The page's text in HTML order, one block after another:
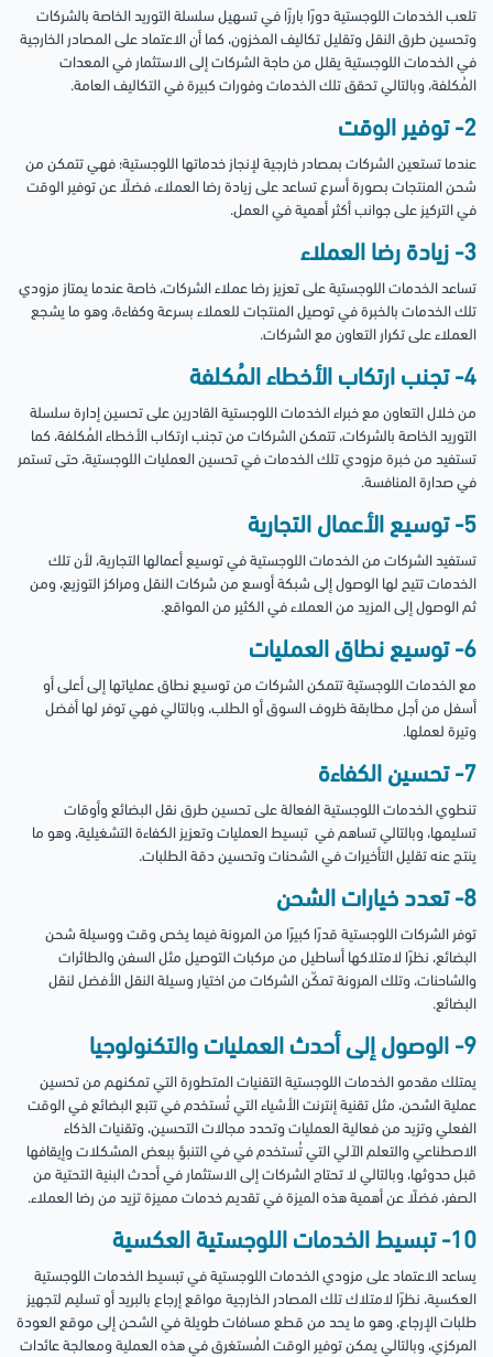
تلعب الخدمات اللوجستية دورًا بارزًا في تسهيل سلسلة التوريد الخاصة بالشركات
وتحسين طرق النقل وتقليل تكاليف المخزون، كما أن الاعتماد على المصادر الخارجية
في الخدمات اللوجستية يقلل من حاجة الشركات إلى الاستثمار في المعدات
المُكلفة، وبالتالي تحقق تلك الخدمات وفورات كبيرة في التكاليف العامة.
2- توفير الوقت
عندما تستعين الشركات بمصادر خارجية لإنجاز خدماتها اللوجستية؛ فهي تتمكن من
شحن المنتجات بصورة أسرع تساعد على زيادة رضا العملاء، فضلًا عن توفير الوقت
في التركيز على جوانب أكثر أهمية في العمل.
3- زيادة رضا العملاء
تساعد الخدمات اللوجستية على تعزيز رضا عملاء الشركات، خاصة عندما يمتاز مزودي
تلك الخدمات بالخبرة في توصيل المنتجات للعملاء بسرعة وكفاءة، وهو ما يشجع
العملاء على تكرار التعاون مع الشركات.
4- تجنب ارتكاب الأخطاء المُكلفة
من خلال التعاون مع خبراء الخدمات اللوجستية القادرين على تحسين إدارة سلسلة
التوريد الخاصة بالشركات، تتمكن الشركات من تجنب ارتكاب الأخطاء المُكلفة، كما
تستفيد من خبرة مزودي تلك الخدمات في تحسين العمليات اللوجستية، حتى تستمر
في صدارة المنافسة.
5- توسيع الأعمال التجارية
تستفيد الشركات من الخدمات اللوجستية في توسيع أعمالها التجارية، لأن تلك
الخدمات تتيح لها الوصول إلى شبكة أوسع من شركات النقل ومراكز التوزيع، ومن
ثم الوصول إلى المزيد من العملاء في الكثير من المواقع.
6- توسيع نطاق العمليات
مع الخدمات اللوجستية تتمكن الشركات من توسيع نطاق عملياتها إلى أعلى أو
أسفل من أجل مطابقة ظروف السوق أو الطلب، وبالتالي فهي توفر لها أفضل
وتيرة لعملها.
7- تحسين الكفاءة
تنطوي الخدمات اللوجستية الفعالة على تحسين طرق نقل البضائع وأوقات
تسليمها، وبالتالي تساهم في تبسيط العمليات وتعزيز الكفاءة التشغيلية، وهو ما
ينتج عنه تقليل التأخيرات في الشحنات وتحسين دقة الطلبات.
8- تعدد خيارات الشحن
توفر الشركات اللوجستية قدرًا كبيرًا من المرونة فيما يخص وقت ووسيلة شحن
البضائع، نظرًا لامتلاكها أساطيل من مركبات التوصيل مثل السفن والطائرات
والشاحنات، وتلك المرونة تمكّن الشركات من اختيار وسيلة النقل الأفضل لنقل
البضائع.
9- الوصول إلى أحدث العمليات والتكنولوجيا
يمتلك مقدمو الخدمات اللوجستية التقنيات المتطورة التي تمكنهم من تحسين
عملية الشحن، مثل تقنية إنترنت الأشياء التي تُستخدم في تتبع البضائع في الوقت
الفعلي وتزيد من فعالية العمليات وتحدد مجالات التحسين، وتقنيات الذكاء
الاصطناعي والتعلم الآلي التي تُستخدم في في التنبؤ ببعض المشكلات وإيقافها
قبل حدوثها، وبالتالي لا تحتاج الشركات إلى الاستثمار في أحدث البنية التحتية من
الصفر، فضلًا عن أهمية هذه الميزة في تقديم خدمات مميزة تزيد من رضا العملاء.
10- تبسيط الخدمات اللوجستية العكسية
يساعد الاعتماد على مزودي الخدمات اللوجستية في تبسيط الخدمات اللوجستية
العكسية، نظرًا لامتلاك تلك المصادر الخارجية مواقع إرجاع بالبريد أو تسليم لتجهيز
طلبات الإرجاع، وهو ما يحد من قطع مسافات طويلة في الشحن إلى موقع العودة
المركزي، وبالتالي يمكن توفير الوقت المُستغرق في هذه العملية ومعالجة عائدات